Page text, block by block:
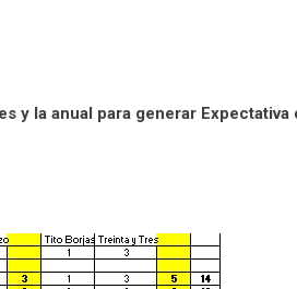
y la anual para generar